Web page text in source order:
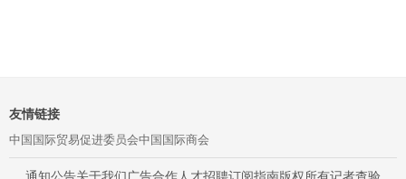
友情链接
中国国际贸易促进委员会中国国际商会